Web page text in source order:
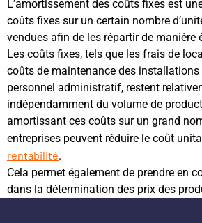
L’amortissement des coûts fixes est
coûts fixes sur un certain nombre
vendues afin de les répartir de manière
Les coûts fixes, tels que les frais de
coûts de maintenance des installations
personnel administratif, restent
indépendamment du volume de
amortissant ces coûts sur un grand
entreprises peuvent réduire le coût
rentabilité.
Cela permet également de prendre en
dans la détermination des prix des